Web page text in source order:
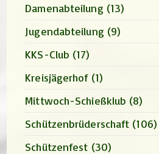
Damenabteilung (13)
Jugendabteilung (9)
KKS-Club (17)
Kreisjägerhof (1)
Mittwoch-Schießklub (8)
Schützenbrüderschaft (106)
Schützenfest (30)